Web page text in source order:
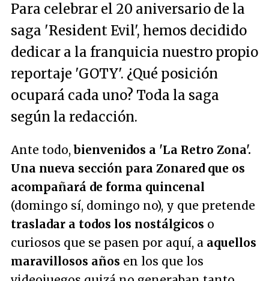
Para celebrar el 20 aniversario de la
saga 'Resident Evil', hemos decidido
dedicar a la franquicia nuestro propio
reportaje 'GOTY'. ¿Qué posición
ocupará cada uno? Toda la saga
según la redacción.
Ante todo,bienvenidos a 'La Retro Zona'.
Una nueva sección para Zonared que os
acompañará de forma quincenal
(domingo sí, domingo no), y que pretende
trasladar a todos los nostálgicos o
curiosos que se pasen por aquí, a aquellos
maravillosos años en los que los